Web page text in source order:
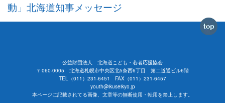
動」北海道知事メッセージ
公益財団法人 北海道こども・若者応援協会
〒060-0005 北海道札幌市中央区北5条西6丁目 第二道通ビル6階
TEL（011）231-6451 FAX（011）231-6457
youth@ikuseikyo.jp
本ページに記載されてる画像、文章等の無断使用・転用を禁止します。